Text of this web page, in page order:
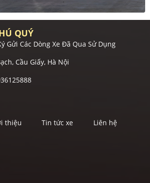
QUÝ
Gửi Các Dòng Xe Đã Qua Sử Dụng
Cầu Giấy, Hà Nội
thiệu Tin tức xe Liên hệ